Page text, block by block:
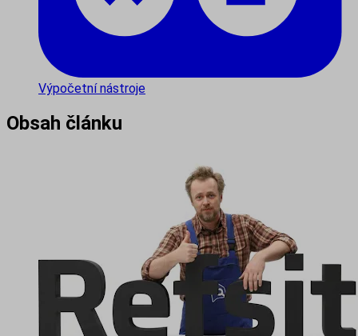
Výpočetní nástroje
Obsah článku